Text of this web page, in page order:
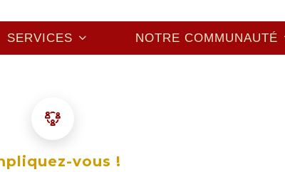
SERVICES NOTRE COMMUNAUTÉ
vous !